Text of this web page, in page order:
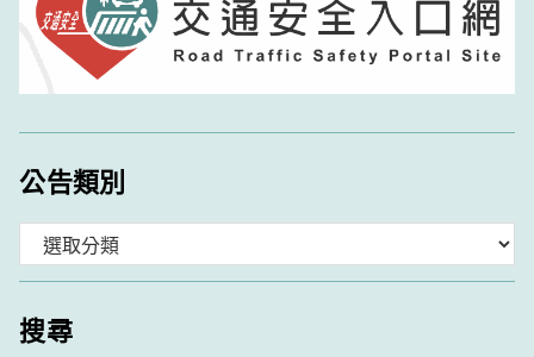
公告類別
類
搜尋